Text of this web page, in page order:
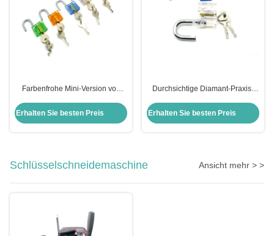
Farbenfrohe Mini-Version von
Set 5pcs
Erhalten Sie besten Preis
Durchsichtige Diamant-Praxis-
Kombination von Ausrüstung
Erhalten Sie besten Preis
Schlüsselschneidemaschine Ansicht mehr > >